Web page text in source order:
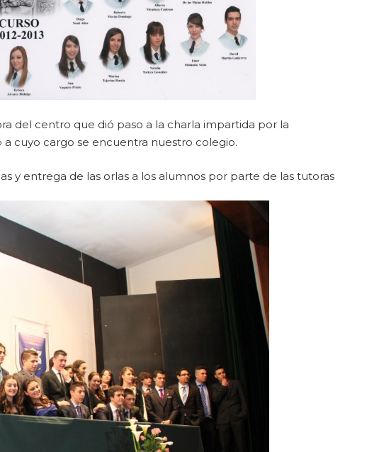
del centro que dió paso a la charla impartida por la
cuyo cargo se encuentra nuestro colegio.
y entrega de las orlas a los alumnos por parte de las tutoras